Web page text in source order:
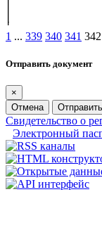
1 ... 339 340 341 342
Отправить документ
×
Отмена
Отправить
Свидетельство о
Электронный